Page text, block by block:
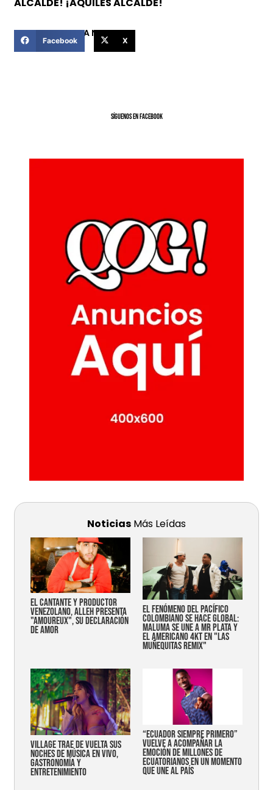
ALCALDE! ¡AQUILES ALCALDE!
COMPARTIR ESTA NOTICIA
Facebook X
SíGUENOS EN FACEBOOK
Noticias Más Leídas
EL CANTANTE Y PRODUCTOR
VENEZOLANO, ALLEH PRESENTA
"AMOUREUX", SU DECLARACIÓN
DE AMOR
EL FENÓMENO DEL PACÍFICO
COLOMBIANO SE HACE GLOBAL:
MALUMA SE UNE A MR PLATA Y
EL AMERICANO 4KT EN "LAS
MUÑEQUITAS REMIX"
Village trae de vuelta sus
noches de música en vivo,
gastronomía y
entretenimiento
“Ecuador siempre primero”
vuelve a acompañar la
emoción de millones de
ecuatorianos en un momento
que une al país